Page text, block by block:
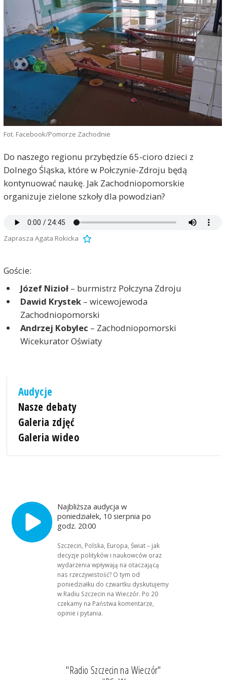
Fot. Facebook/Pomorze Zachodnie
Do naszego regionu przybędzie 65-cioro dzieci z
Dolnego Śląska, które w Połczynie-Zdroju będą
kontynuować naukę. Jak Zachodniopomorskie
organizuje zielone szkoły dla powodzian?
Zaprasza Agata Rokicka
Goście:
Józef Nizioł– burmistrz Połczyna Zdroju
Dawid Krystek– wicewojewoda
Zachodniopomorski
Andrzej Kobylec – Zachodniopomorski
Wicekurator Oświaty
Audycje
Nasze debaty
Galeria zdjęć
Galeria wideo
Najbliższa audycja w
poniedziałek, 10 sierpnia po
godz. 20:00
Szczecin, Polska, Europa, Świat – jak
decyzje polityków i naukowców oraz
wydarzenia wpływają na otaczającą
nas rzeczywistość? O tym od
poniedziałku do czwartku dyskutujemy
w Radiu Szczecin na Wieczór. Po 20
czekamy na Państwa komentarze,
opinie i pytania.
"Radio Szczecin na Wieczór"